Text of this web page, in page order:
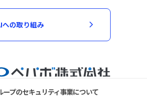
への取り組み
ープのセキュリティ事業について